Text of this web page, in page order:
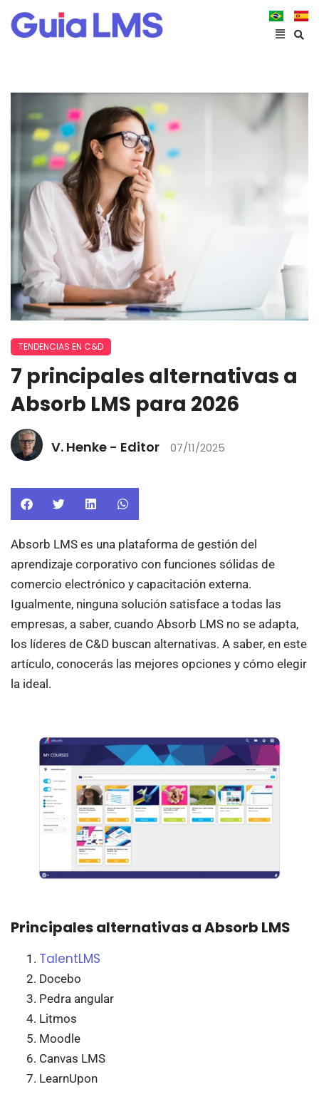
TENDENCIAS EN C&D
7 principales alternativas a
Absorb LMS para 2026
V. Henke - Editor 07/11/2025
Absorb LMS es una plataforma de gestión del
aprendizaje corporativo con funciones sólidas de
comercio electrónico y capacitación externa.
Igualmente, ninguna solución satisface a todas las
empresas, a saber, cuando Absorb LMS no se adapta,
los líderes de C&D buscan alternativas. A saber, en este
artículo, conocerás las mejores opciones y cómo elegir
la ideal.
Principales alternativas a Absorb LMS
TalentLMS
Docebo
Pedra angular
Litmos
Moodle
Canvas LMS
LearnUpon